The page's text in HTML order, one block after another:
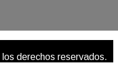
derechos reservados.